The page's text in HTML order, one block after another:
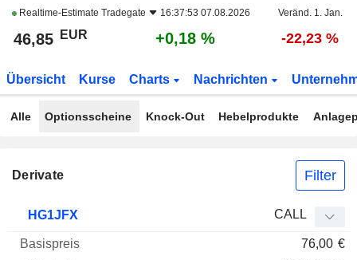
Realtime-Estimate Tradegate 16:37:53 07.08.2026 Veränd. 1. Jan.
46,85 EUR +0,18 % -22,23 %
Übersicht Kurse Charts Nachrichten
Alle Optionsscheine Knock-Out Hebelprodukte
Derivate Filter
Delta
HG1JFX CALL
76,00 €